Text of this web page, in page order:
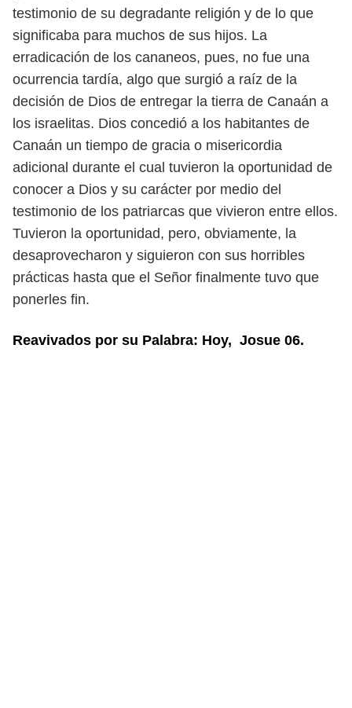
testimonio de su degradante religión y de lo que
significaba para muchos de sus hijos. La
erradicación de los cananeos, pues, no fue una
ocurrencia tardía, algo que surgió a raíz de la
decisión de Dios de entregar la tierra de Canaán a
los israelitas. Dios concedió a los habitantes de
Canaán un tiempo de gracia o misericordia
adicional durante el cual tuvieron la oportunidad de
conocer a Dios y su carácter por medio del
testimonio de los patriarcas que vivieron entre ellos.
Tuvieron la oportunidad, pero, obviamente, la
desaprovecharon y siguieron con sus horribles
prácticas hasta que el Señor finalmente tuvo que
ponerles fin.
Reavivados por su Palabra: Hoy, Josue 06.